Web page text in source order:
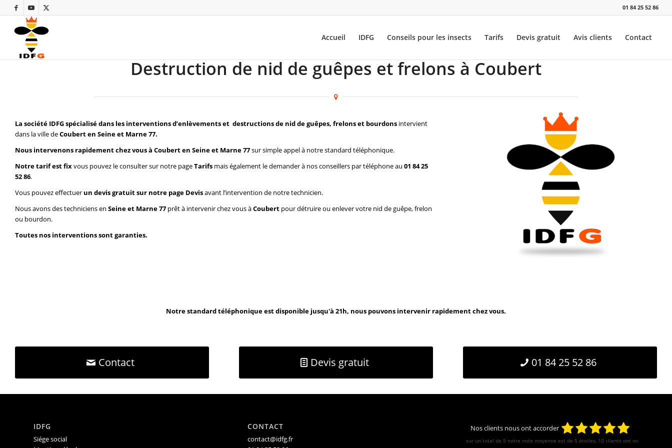
01 84 25 52 86
Accueil IDFG Conseils pour les insects Tarifs Devis gratuit Avis clients Contact
Destruction de nid de guêpes et frelons à Coubert
La société IDFG spécialisé dans les interventions d’enlèvements et destructions de nid de guêpes, frelons et bourdons intervient
dans la ville deCoubert en Seine et Marne 77.
Nous intervenons rapidement chez vous à Coubert en Seine et Marne 77sur simple appel à notre standard téléphonique.
Notre tarif est fixvous pouvez le consulter sur notre pageTarifs mais également le demander à nos conseillers par téléphone au 01 84 25
52 86.
Vous pouvez effectuer un devis gratuit sur notre page Devisavant l’intervention de notre technicien.
Nous avons des techniciens en Seine et Marne 77 prêt à intervenir chez vous àCoubert pour détruire ou enlever votre nid de guêpe, frelon
ou bourdon.
Toutes nos interventions sont garanties.
Notre standard téléphonique est disponible jusqu'à 21h, nous pouvons intervenir rapidement chez vous.
Contact Devis gratuit 01 84 25 52 86
IDFG
Siége social
CONTACT
contact@idfg.fr
Nos clients nous ont accorder
sur un total de 5 notre note moyenne est de 5 étoiles, 10 clients ont votés